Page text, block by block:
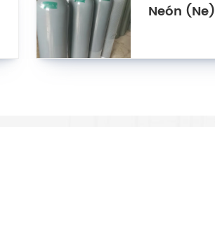
Neón (Ne)